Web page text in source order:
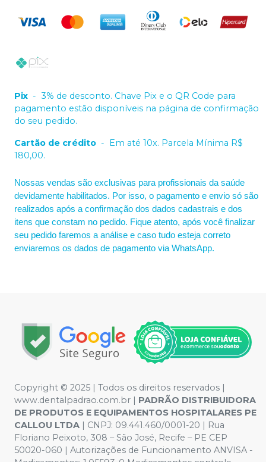
Pix - 3% de desconto. Chave Pix e o QR Code para
pagamento estão disponíveis na página de confirmação
do seu pedido.
Cartão de crédito - Em até 10x. Parcela Mínima R$
180,00.
Nossas vendas são exclusivas para profissionais da saúde
devidamente habilitados. Por isso, o pagamento e envio só são
realizados após a confirmação dos dados cadastrais e dos
itens que constam no pedido. Fique atento, após você finalizar
seu pedido faremos a análise e caso tudo esteja correto
enviaremos os dados de pagamento via WhatsApp.
Copyright © 2025 | Todos os direitos reservados |
www.dentalpadrao.com.br | PADRÃO DISTRIBUIDORA
DE PRODUTOS E EQUIPAMENTOS HOSPITALARES PE
CALLOU LTDA | CNPJ: 09.441.460/0001-20 | Rua
Floriano Peixoto, 308 – São José, Recife – PE CEP
50020-060 | Autorizações de Funcionamento ANVISA -